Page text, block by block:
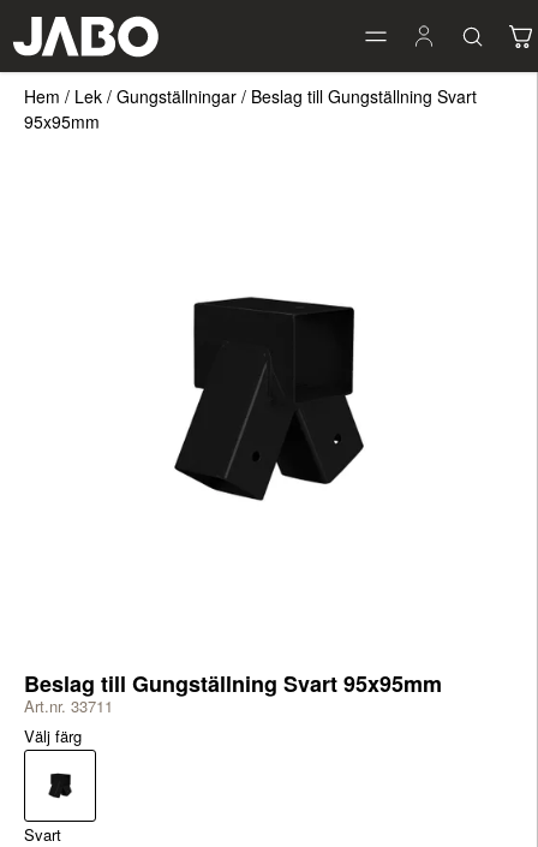
Hem / Lek / Gungställningar / Beslag till Gungställning Svart
95x95mm
Beslag till Gungställning Svart 95x95mm
Art.nr. 33711
Välj färg
Svart